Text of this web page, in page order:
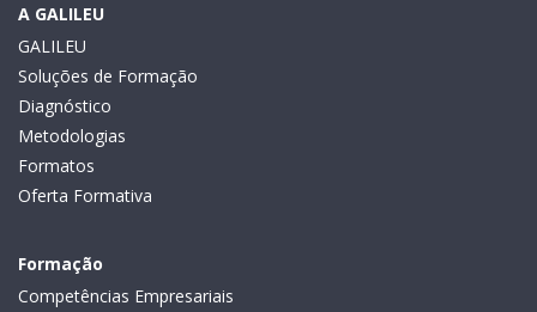
A GALILEU
GALILEU
Soluções de Formação
Diagnóstico
Metodologias
Formatos
Oferta Formativa
Formação
Competências Empresariais